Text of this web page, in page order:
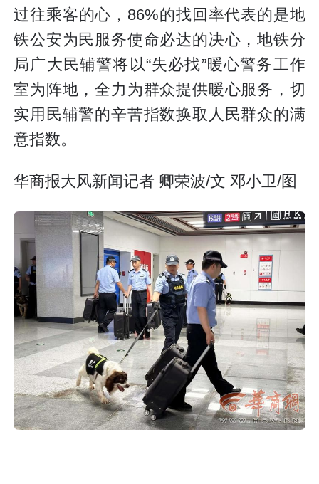
过往乘客的心，86%的找回率代表的是地
铁公安为民服务使命必达的决心，地铁分
局广大民辅警将以“失必找”暖心警务工作
室为阵地，全力为群众提供暖心服务，切
实用民辅警的辛苦指数换取人民群众的满
意指数。
华商报大风新闻记者 卿荣波/文 邓小卫/图